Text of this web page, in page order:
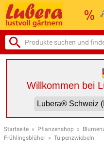
Willkommen bei
Startseite » Pflanzenshop »
Frühlingsblüher » Tulpenzwiebeln